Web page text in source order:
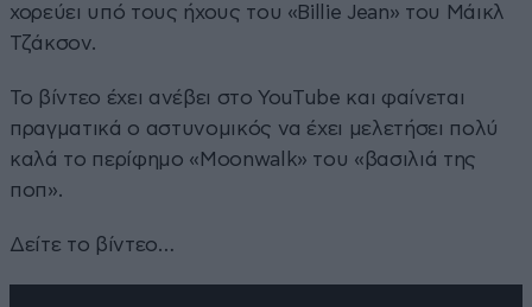
χορεύει υπό τους ήχους του «Billie Jean» του Μάικλ
Τζάκσον.
Το βίντεο έχει ανέβει στο YouTube και φαίνεται
πραγματικά ο αστυνομικός να έχει μελετήσει πολύ
καλά το περίφημο «Moonwalk» του «βασιλιά της
ποπ».
Δείτε το βίντεο…